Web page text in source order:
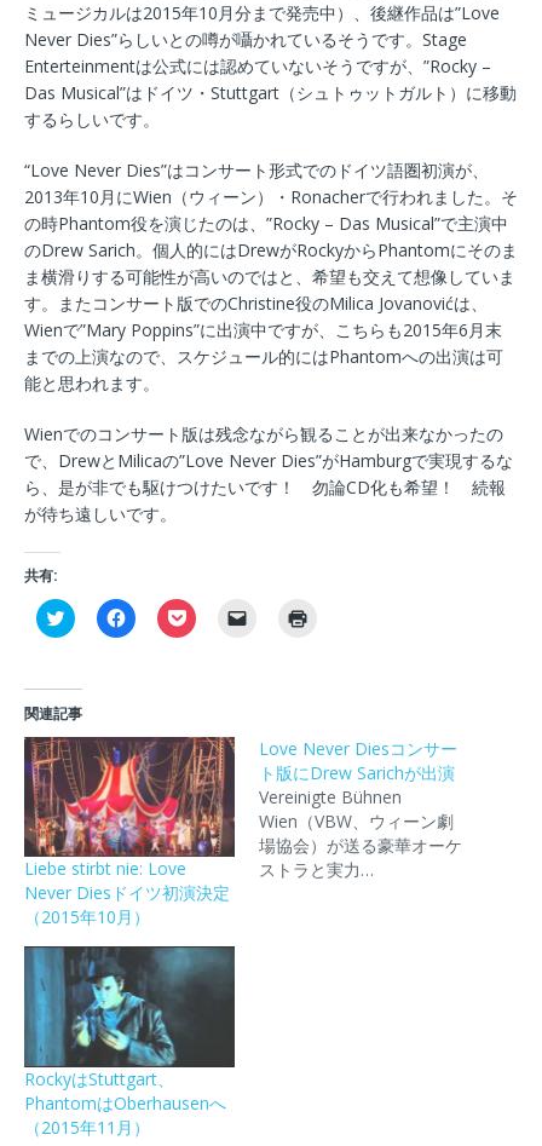
ミュージカルは2015年10月分まで発売中）、後継作品は”Love
Never Dies”らしいとの噂が囁かれているそうです。Stage
Enterteinmentは公式には認めていないそうですが、”Rocky –
Das Musical”はドイツ・Stuttgart（シュトゥットガルト）に移動
するらしいです。
“Love Never Dies”はコンサート形式でのドイツ語圏初演が、
2013年10月にWien（ウィーン）・Ronacherで行われました。そ
の時Phantom役を演じたのは、”Rocky – Das Musical”で主演中
のDrew Sarich。個人的にはDrewがRockyからPhantomにそのま
ま横滑りする可能性が高いのではと、希望も交えて想像していま
す。またコンサート版でのChristine役のMilica Jovanovićは、
Wienで”Mary Poppins”に出演中ですが、こちらも2015年6月末
までの上演なので、スケジュール的にはPhantomへの出演は可
能と思われます。
Wienでのコンサート版は残念ながら観ることが出来なかったの
で、DrewとMilicaの”Love Never Dies”がHamburgで実現するな
ら、是が非でも駆けつけたいです！ 勿論CD化も希望！ 続報
が待ち遠しいです。
共有:
ク
リ
て
T
w
i
t
t
e
r
で
共
有
新
し
い
ウ
ィ
ン
ド
ウ
で
開
き
ま
す
)
F
a
で
共
有
す
る
に
は
ク
リ
ッ
ク
し
て
く
さ
い
(
新
し
い
ウ
ィ
ン
ド
ウ
ク
リ
c
k
e
t
で
シ
ェ
ア
新
し
ィ
ド
す
に
メ
ル
で
リ
ン
ク
を
送
(
新
し
い
ウ
ィ
ン
ド
ウ
で
関連記事
Liebe stirbt nie: Love
Never Diesドイツ初演決定
（2015年10月）
Love Never Diesコンサー
ト版にDrew Sarichが出演
Vereinigte Bühnen
Wien（VBW、ウィーン劇
場協会）が送る豪華オーケ
ストラと実力…
RockyはStuttgart、
PhantomはOberhausenへ
（2015年11月）